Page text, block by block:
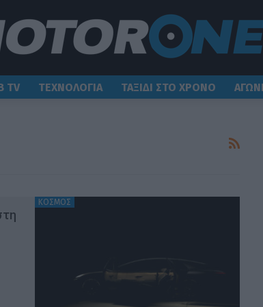
TV ΤΕΧΝΟΛΟΓΙΑ ΤΑΞΙΔΙ ΣΤΟ ΧΡΟΝΟ
ΚΟΣΜΟΣ